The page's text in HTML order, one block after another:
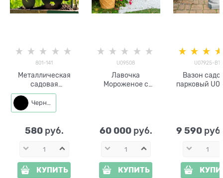
801-141
Металлическая
садовая
декоративная
фигура 801-141
Крот
Черный
580 руб.
КУПИТЬ
U09508
Лавочка
Мороженое c
60 000 руб.
КУПИТЬ
U07925-BT
Вазон
парковый
9 590